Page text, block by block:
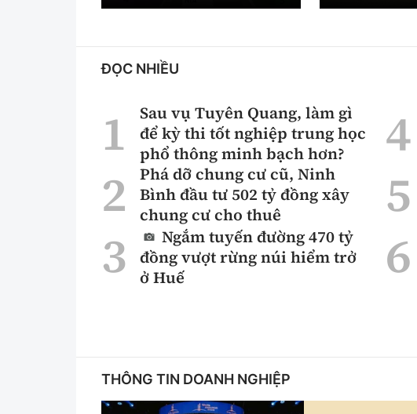
ĐỌC NHIỀU
Sau vụ Tuyên Quang, làm gì
để kỳ thi tốt nghiệp trung học
phổ thông minh bạch hơn?
Phá dỡ chung cư cũ, Ninh
Bình đầu tư 502 tỷ đồng xây
chung cư cho thuê
Ngắm tuyến đường 470 tỷ
đồng vượt rừng núi hiểm trở
ở Huế
THÔNG TIN DOANH NGHIỆP